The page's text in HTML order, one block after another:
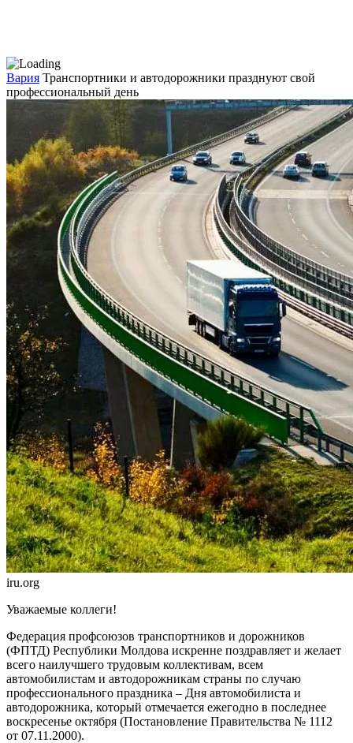
Вария Транспортники и автодорожники празднуют свой
профессиональный день
iru.org
Уважаемые коллеги!
Федерация профсоюзов транспортников и дорожников
(ФПТД) Республики Молдова искренне поз­дравляет и желает
всего наилуч­шего трудовым коллективам, всем
автомобилистам и автодорожни­кам страны по случаю
профессио­нального праздника – Дня автомо­билиста и
автодорожника, кото­рый отмечается ежегодно в послед­нее
воскресенье октября (Поста­новление Правительства № 1112
от 07.11.2000).